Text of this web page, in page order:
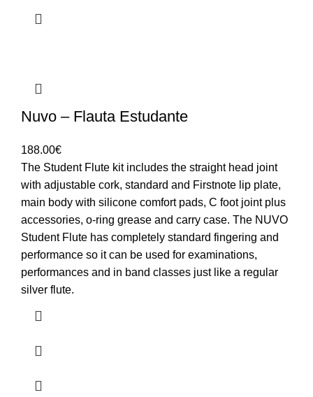
Nuvo – Flauta Estudante
188.00€
The Student Flute kit includes the straight head joint
with adjustable cork, standard and Firstnote lip plate,
main body with silicone comfort pads, C foot joint plus
accessories, o-ring grease and carry case. The NUVO
Student Flute has completely standard fingering and
performance so it can be used for examinations,
performances and in band classes just like a regular
silver flute.